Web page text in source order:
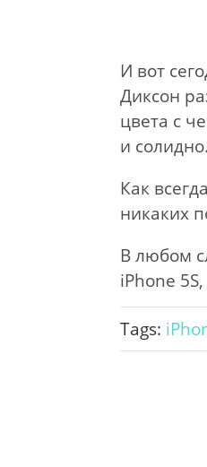
И вот
Диксон
цвета c
и солидно.
Как
никаких
В любом
iPhone
Tags: